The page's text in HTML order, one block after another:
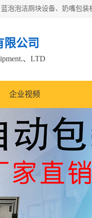
公司
、LTD
企业视频